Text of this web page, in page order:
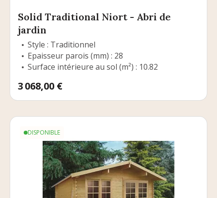
Solid Traditional Niort - Abri de
jardin
Style : Traditionnel
Epaisseur parois (mm) : 28
Surface intérieure au sol (m²) : 10.82
Prix
3 068,00 €
DISPONIBLE